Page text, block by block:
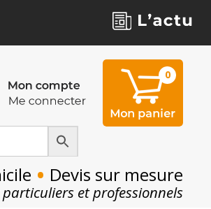
0
0
• Devis sur mesure
particuliers et professionnels